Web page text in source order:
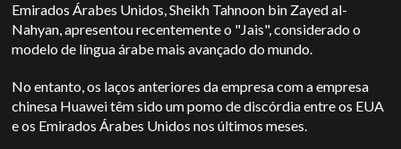
Emirados Árabes Unidos, Sheikh Tahnoon bin Zayed al-
Nahyan, apresentou recentemente o "Jais", considerado o
modelo de língua árabe mais avançado do mundo.
No entanto, os laços anteriores da empresa com a empresa
chinesa Huawei têm sido um pomo de discórdia entre os EUA
e os Emirados Árabes Unidos nos últimos meses.